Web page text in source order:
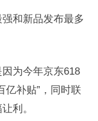
和新品发布最多
为今年京东618
亿补贴”，同时联
利。